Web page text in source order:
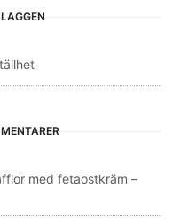
med fetaostkräm –